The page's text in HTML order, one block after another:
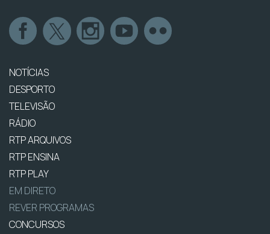
NOTÍCIAS
DESPORTO
TELEVISÃO
RÁDIO
RTP ARQUIVOS
RTP ENSINA
RTP PLAY
EM DIRETO
REVER PROGRAMAS
CONCURSOS